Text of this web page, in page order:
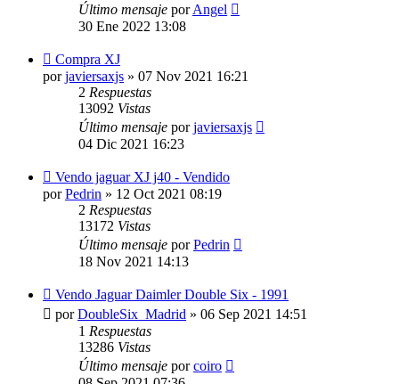
Último mensaje porAngel
30 Ene 2022 13:08
Compra XJ
porjaviersaxjs » 07 Nov 2021 16:21
2 Respuestas
13092 Vistas
Último mensaje porjaviersaxjs
04 Dic 2021 16:23
Vendo jaguar XJ j40 - Vendido
porPedrin » 12 Oct 2021 08:19
2 Respuestas
13172 Vistas
Último mensaje porPedrin
18 Nov 2021 14:13
Vendo Jaguar Daimler Double Six - 1991
porDoubleSix_Madrid » 06 Sep 2021 14:51
1 Respuestas
13286 Vistas
Último mensaje porcoiro